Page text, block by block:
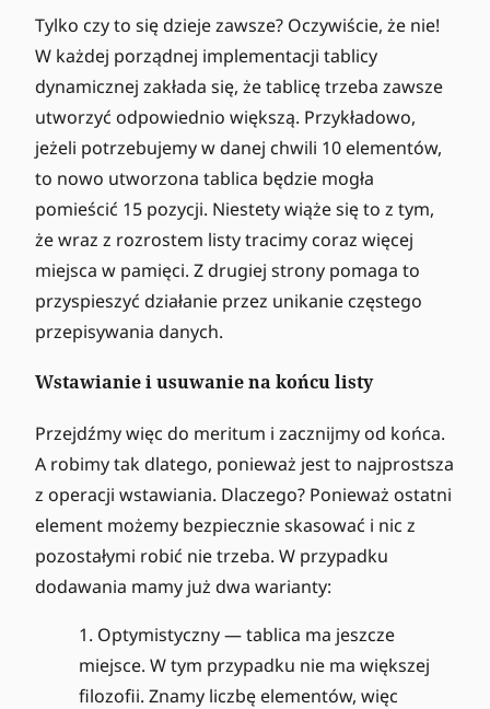
Tylko czy to się dzieje zawsze? Oczywiście, że nie!
W każdej porządnej implementacji tablicy
dynamicznej zakłada się, że tablicę trzeba zawsze
utworzyć odpowiednio większą. Przykładowo,
jeżeli potrzebujemy w danej chwili 10 elementów,
to nowo utworzona tablica będzie mogła
pomieścić 15 pozycji. Niestety wiąże się to z tym,
że wraz z rozrostem listy tracimy coraz więcej
miejsca w pamięci. Z drugiej strony pomaga to
przyspieszyć działanie przez unikanie częstego
przepisywania danych.
Wstawianie i usuwanie na końcu listy
Przejdźmy więc do meritum i zacznijmy od końca.
A robimy tak dlatego, ponieważ jest to najprostsza
z operacji wstawiania. Dlaczego? Ponieważ ostatni
element możemy bezpiecznie skasować i nic z
pozostałymi robić nie trzeba. W przypadku
dodawania mamy już dwa warianty:
Optymistyczny — tablica ma jeszcze
miejsce. W tym przypadku nie ma większej
filozofii. Znamy liczbę elementów, więc